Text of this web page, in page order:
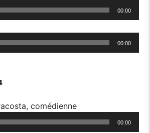
00:00
00:00
comédienne
00:00